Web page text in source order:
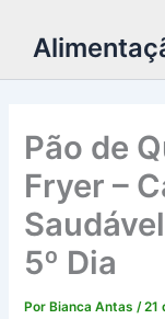
Pão de
Fryer –
5º Dia
Por Bianca Antas/21